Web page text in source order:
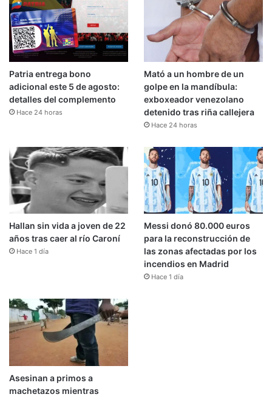
Patria entrega bono
adicional este 5 de agosto:
detalles del complemento
Hace 24 horas
Mató a un hombre de un
golpe en la mandíbula:
exboxeador venezolano
detenido tras riña callejera
Hace 24 horas
Hallan sin vida a joven de 22
años tras caer al río Caroní
Hace 1 día
Messi donó 80.000 euros
para la reconstrucción de
las zonas afectadas por los
incendios en Madrid
Hace 1 día
Asesinan a primos a
machetazos mientras